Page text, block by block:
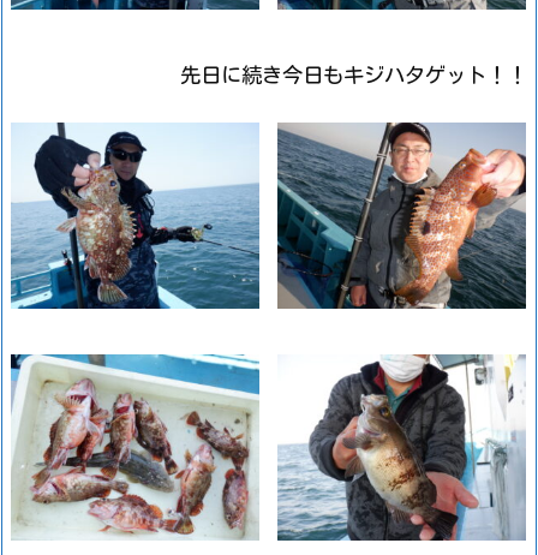
先日に続き今日もキジハタゲット！！